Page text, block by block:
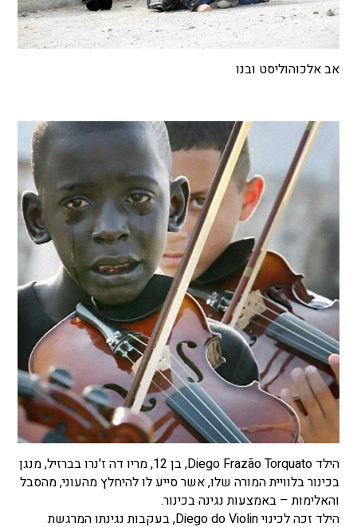
אב אלכוהוליסט ובנו
הילד Diego Frazão Torquato, בן 12, מריו דה ז'נרו בברזיל, מנגן
בכינור בלוויית המורה שלו, אשר סייע לו להיחלץ מהעוני, מהסבל
והאלימות – באמצעות נגינה בכינור.
הילד זכה לכינוי Diego do Violin, בעקבות נגינתו המרגשת